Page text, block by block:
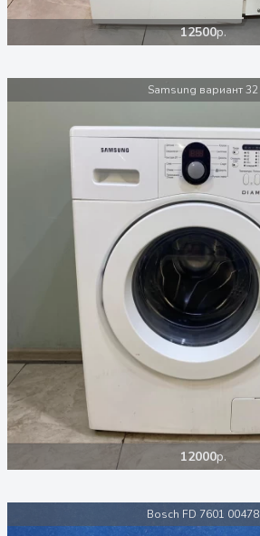
12500р.
Samsung вариант 32
12000р.
Bosch FD 7601 00478